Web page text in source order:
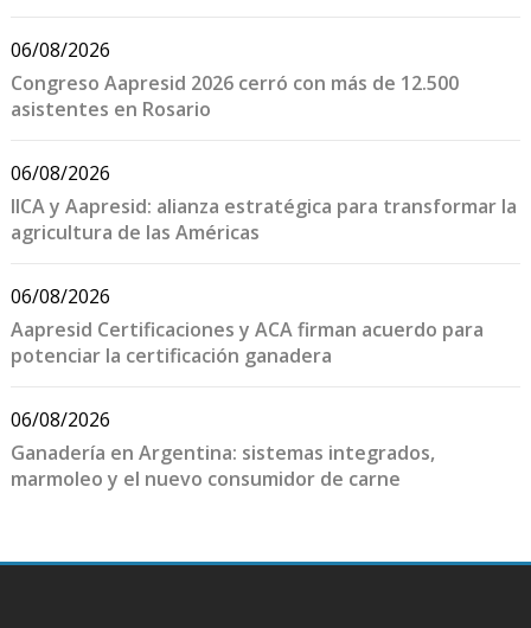
06/08/2026
Congreso Aapresid 2026 cerró con más de 12.500
asistentes en Rosario
06/08/2026
IICA y Aapresid: alianza estratégica para transformar la
agricultura de las Américas
06/08/2026
Aapresid Certificaciones y ACA firman acuerdo para
potenciar la certificación ganadera
06/08/2026
Ganadería en Argentina: sistemas integrados,
marmoleo y el nuevo consumidor de carne